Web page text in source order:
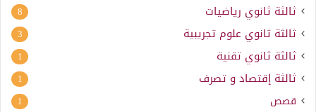
ثالثة ثانوي رياضيات 8
ثالثة ثانوي علوم تجريبية 3
ثالثة ثانوي تقنية 1
ثالثة إقتصاد و تصرف 1
قصص 1